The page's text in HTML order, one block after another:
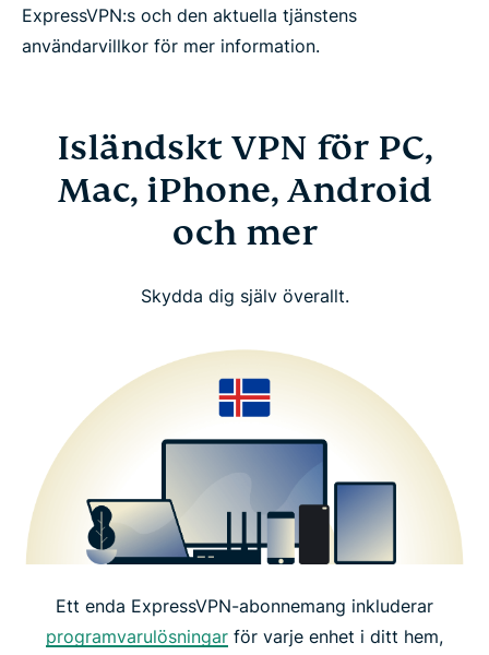
ExpressVPN:s och den aktuella tjänstens
användarvillkor för mer information.
Isländskt VPN för PC,
Mac, iPhone, Android
och mer
Skydda dig själv överallt.
Ett enda ExpressVPN-abonnemang inkluderar
programvarulösningar för varje enhet i ditt hem,